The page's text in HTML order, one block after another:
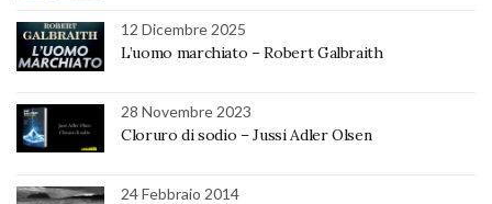
12 Dicembre 2025
L’uomo marchiato – Robert Galbraith
28 Novembre 2023
Cloruro di sodio – Jussi Adler Olsen
24 Febbraio 2014